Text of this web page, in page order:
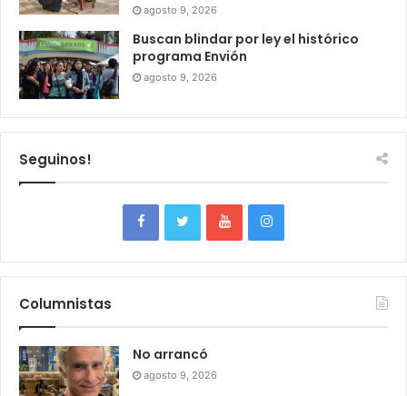
agosto 9, 2026
Buscan blindar por ley el histórico
programa Envión
agosto 9, 2026
Seguinos!
Columnistas
No arrancó
agosto 9, 2026